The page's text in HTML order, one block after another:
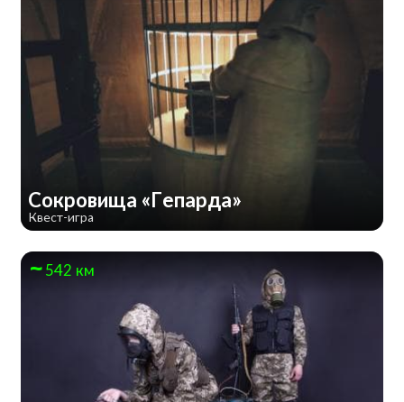
Сокровища «Гепарда»
Квест-игра
542 км